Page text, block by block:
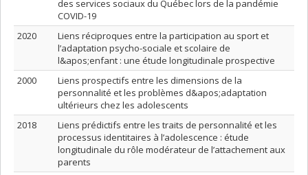
des services sociaux du Québec lors de la pandémie
COVID-19
2020
Liens réciproques entre la participation au sport et
l’adaptation psycho-sociale et scolaire de
l&apos;enfant : une étude longitudinale prospective
2000
Liens prospectifs entre les dimensions de la
personnalité et les problèmes d&apos;adaptation
ultérieurs chez les adolescents
2018
Liens prédictifs entre les traits de personnalité et les
processus identitaires à l’adolescence : étude
longitudinale du rôle modérateur de l’attachement aux
parents